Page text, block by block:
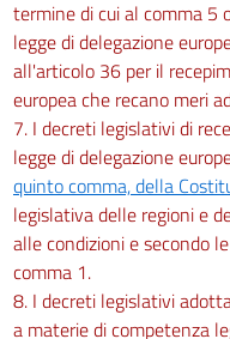
termine di cui al comma 5
legge di delegazione
all'articolo 36 per il
europea che recano meri
7. I decreti legislativi di
legge di delegazione
quinto comma, della
legislativa delle regioni e
alle condizioni e secondo
comma 1.
8. I decreti legislativi
a materie di competenza